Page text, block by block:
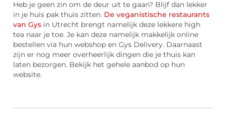
Heb je geen zin om de deur uit te gaan? Blijf dan lekker
in je huis pak thuis zitten. De veganistische restaurants
van Gys in Utrecht brengt namelijk deze lekkere high
tea naar je toe. Je kan deze namelijk makkelijk online
bestellen via hun webshop en Gys Delivery. Daarnaast
zijn er nog meer overheerlijk dingen die je thuis kan
laten bezorgen. Bekijk het gehele aanbod op hun
website.